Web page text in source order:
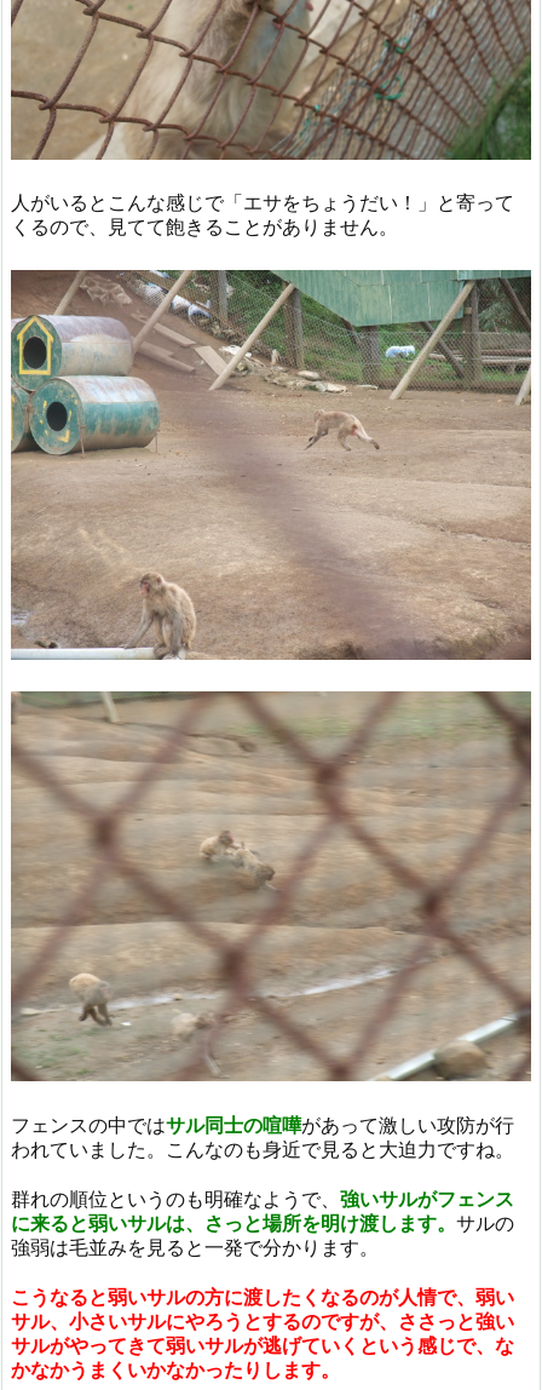
人がいるとこんな感じで「エサをちょうだい！」と寄って
くるので、見てて飽きることがありません。
フェンスの中ではサル同士の喧嘩があって激しい攻防が行
われていました。こんなのも身近で見ると大迫力ですね。
群れの順位というのも明確なようで、 強いサルがフェンス
に来ると弱いサルは、さっと場所を明け渡します。 サルの
強弱は毛並みを見ると一発で分かります。
こうなると弱いサルの方に渡したくなるのが人情で、弱い
サル、小さいサルにやろうとするのですが、ささっと強い
サルがやってきて弱いサルが逃げていくという感じで、な
かなかうまくいかなかったりします。